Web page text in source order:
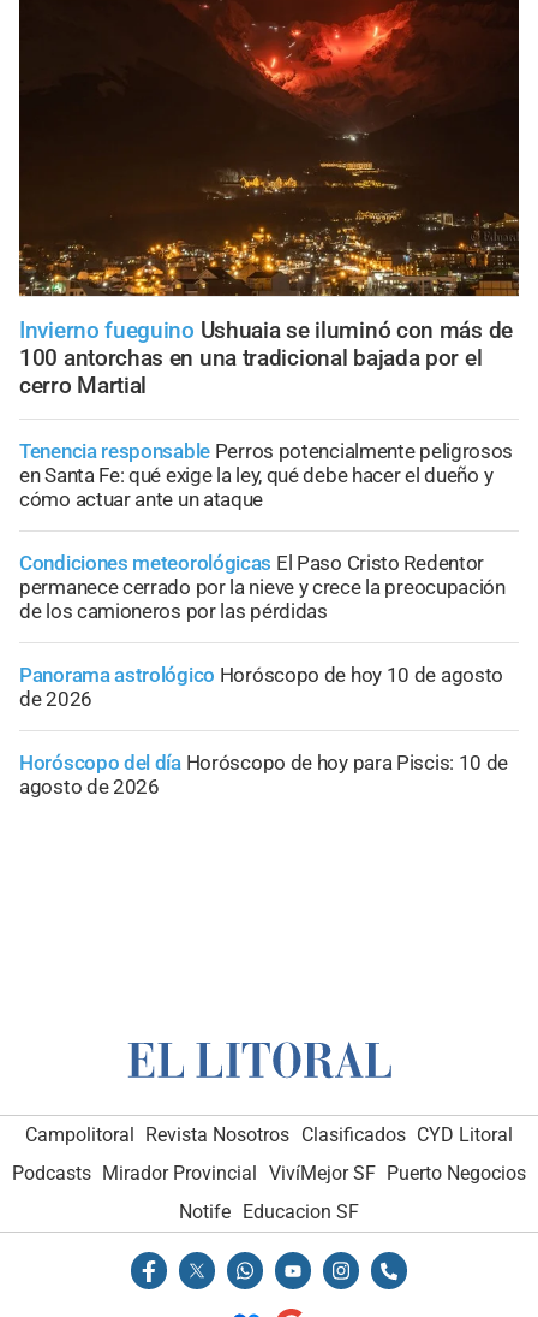
Invierno fueguino Ushuaia se iluminó con más de
100 antorchas en una tradicional bajada por el
cerro Martial
Tenencia responsable Perros potencialmente peligrosos
en Santa Fe: qué exige la ley, qué debe hacer el dueño y
cómo actuar ante un ataque
Condiciones meteorológicas El Paso Cristo Redentor
permanece cerrado por la nieve y crece la preocupación
de los camioneros por las pérdidas
Panorama astrológico Horóscopo de hoy 10 de agosto
de 2026
Horóscopo del día Horóscopo de hoy para Piscis: 10 de
agosto de 2026
Campolitoral Revista Nosotros Clasificados CYD Litoral
Podcasts Mirador Provincial VivíMejor SF Puerto Negocios
Notife
Educacion SF